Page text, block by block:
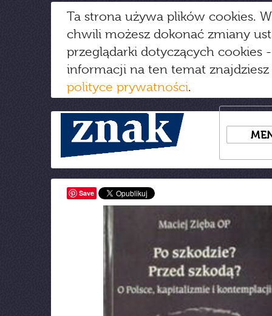
Ta strona używa plików cookies.
chwili możesz dokonać zmiany
przeglądarki dotyczących cookies
informacji na ten temat
polityce prywatności.
Save